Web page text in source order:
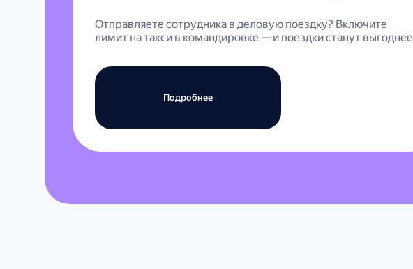
Отправляете сотрудника в деловую поездку? Включите
лимит на такси в командировке — и поездки станут выгоднее
Подробнее